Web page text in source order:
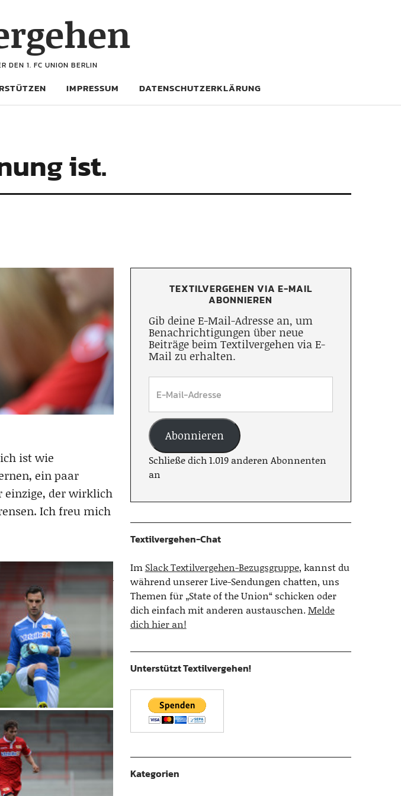
DEN 1. FC UNION BERLIN
IMPRESSUM DATENSCHUTZERKLÄRUNG
ist.
ist wie
ein paar
einzige, der wirklich
Ich freu mich
TEXTILVERGEHEN VIA E-MAIL
ABONNIEREN
Gib deine E-Mail-Adresse an, um
Benachrichtigungen über neue
Beiträge beim Textilvergehen via E-
Mail zu erhalten.
Abonnieren
Schließe dich 1.019 anderen Abonnenten
an
Textilvergehen-Chat
Im Slack Textilvergehen-Bezugsgruppe, kannst du
während unserer Live-Sendungen chatten, uns
Themen für „State of the Union“ schicken oder
dich einfach mit anderen austauschen.Melde
dich hier an!
Unterstützt Textilvergehen!
Kategorien